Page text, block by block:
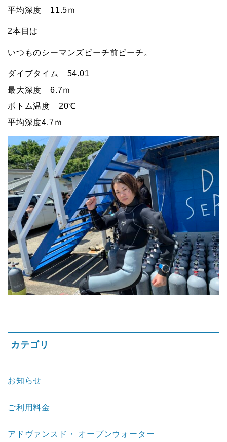
平均深度 11.5ｍ
2本目は
いつものシーマンズビーチ前ビーチ。
ダイブタイム 54.01
最大深度 6.7ｍ
ボトム温度 20℃
平均深度4.7ｍ
カテゴリ
お知らせ
ご利用料金
アドヴァンスド・ オープンウォーター